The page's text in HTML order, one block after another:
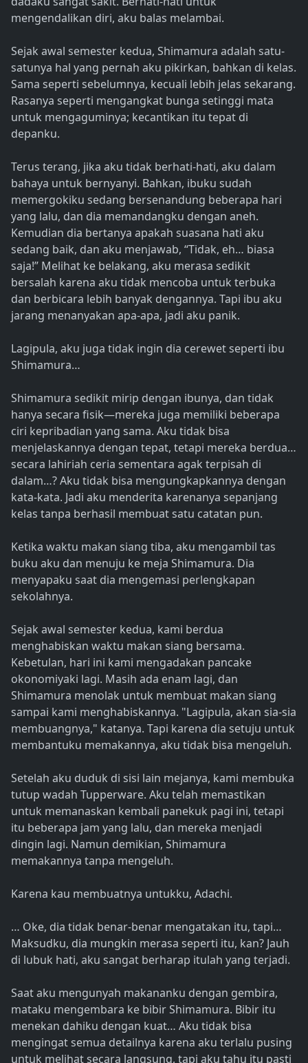
mengendalikan diri, aku balas melambai.
Sejak awal semester kedua, Shimamura adalah satu-
satunya hal yang pernah aku pikirkan, bahkan di kelas.
Sama seperti sebelumnya, kecuali lebih jelas sekarang.
Rasanya seperti mengangkat bunga setinggi mata
untuk mengaguminya; kecantikan itu tepat di
depanku.
Terus terang, jika aku tidak berhati-hati, aku dalam
bahaya untuk bernyanyi. Bahkan, ibuku sudah
memergokiku sedang bersenandung beberapa hari
yang lalu, dan dia memandangku dengan aneh.
Kemudian dia bertanya apakah suasana hati aku
sedang baik, dan aku menjawab, “Tidak, eh… biasa
saja!” Melihat ke belakang, aku merasa sedikit
bersalah karena aku tidak mencoba untuk terbuka
dan berbicara lebih banyak dengannya. Tapi ibu aku
jarang menanyakan apa-apa, jadi aku panik.
Lagipula, aku juga tidak ingin dia cerewet seperti ibu
Shimamura…
Shimamura sedikit mirip dengan ibunya, dan tidak
hanya secara fisik—mereka juga memiliki beberapa
ciri kepribadian yang sama. Aku tidak bisa
menjelaskannya dengan tepat, tetapi mereka berdua…
secara lahiriah ceria sementara agak terpisah di
dalam…? Aku tidak bisa mengungkapkannya dengan
kata-kata. Jadi aku menderita karenanya sepanjang
kelas tanpa berhasil membuat satu catatan pun.
Ketika waktu makan siang tiba, aku mengambil tas
buku aku dan menuju ke meja Shimamura. Dia
menyapaku saat dia mengemasi perlengkapan
sekolahnya.
Sejak awal semester kedua, kami berdua
menghabiskan waktu makan siang bersama.
Kebetulan, hari ini kami mengadakan pancake
okonomiyaki lagi. Masih ada enam lagi, dan
Shimamura menolak untuk membuat makan siang
sampai kami menghabiskannya. "Lagipula, akan sia-sia
membuangnya," katanya. Tapi karena dia setuju untuk
membantuku memakannya, aku tidak bisa mengeluh.
Setelah aku duduk di sisi lain mejanya, kami membuka
tutup wadah Tupperware. Aku telah memastikan
untuk memanaskan kembali panekuk pagi ini, tetapi
itu beberapa jam yang lalu, dan mereka menjadi
dingin lagi. Namun demikian, Shimamura
memakannya tanpa mengeluh.
Karena kau membuatnya untukku, Adachi.
… Oke, dia tidak benar-benar mengatakan itu, tapi…
Maksudku, dia mungkin merasa seperti itu, kan? Jauh
di lubuk hati, aku sangat berharap itulah yang terjadi.
Saat aku mengunyah makananku dengan gembira,
mataku mengembara ke bibir Shimamura. Bibir itu
menekan dahiku dengan kuat… Aku tidak bisa
mengingat semua detailnya karena aku terlalu pusing
untuk melihat secara langsung, tapi aku tahu itu pasti